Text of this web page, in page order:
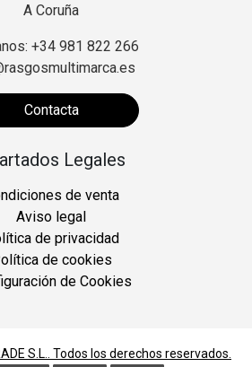
A Coruña
+34 981 822 266
Contacta
Legales
de venta
Aviso legal
de privacidad
de cookies
de Cookies
S.L. . Todos los derechos reservados.